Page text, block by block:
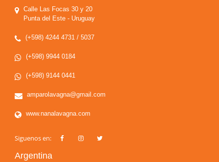
Calle Las Focas 30 y 20
Punta del Este - Uruguay
(+598) 4244 4731 / 5037
(+598) 9944 0184
(+598) 9144 0441
amparolavagna@gmail.com
www.nanalavagna.com
Siguenos en:
Argentina